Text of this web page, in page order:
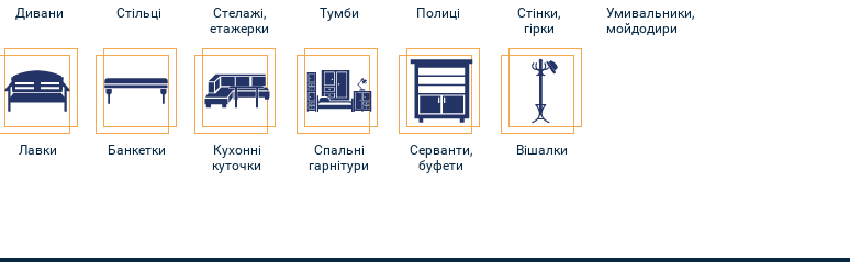
Дивани Стільці
Стелажі,
етажерки
Тумби Полиці
Стінки,
гірки
Умивальники,
мойдодири
Лавки Банкетки
Кухонні
куточки
Спальні
гарнітури
Серванти,
буфети
Вішалки